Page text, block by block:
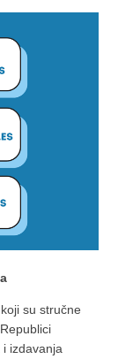
su stručne
izdavanja